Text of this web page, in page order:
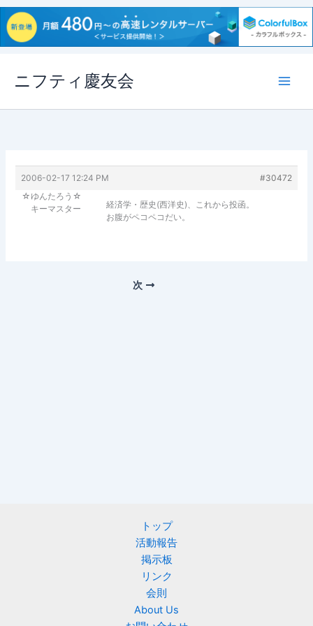
ス
ニフティ慶友会
2006-02-17 12:24 PM
#30472
☆ゆんたろう☆
キーマスター
経済学・歴史(西洋史)、これから投函。
お腹がペコペコだい。
次
トップ
活動報告
掲示板
リンク
会則
About Us